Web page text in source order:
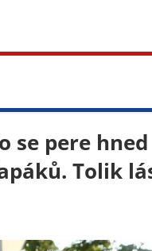
se pere hned
Tolik